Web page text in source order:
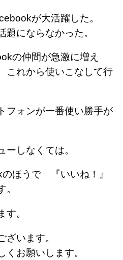
が大活躍した。
題にならなかった。
の仲間が急激に増え
れから使いこなして行
フォンが一番使い勝手が
ーしなくては。
ほうで 『いいね！』
す。
ざいます。
くお願いします。